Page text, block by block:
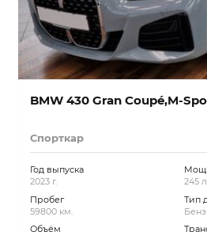
BMW 430 Gran Coupé,M-
Спорткар
Год выпуска
2023 г.
Пробег
59800 км.
Объём
245
Тип